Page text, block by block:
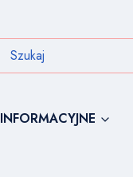
INFORMACYJNE